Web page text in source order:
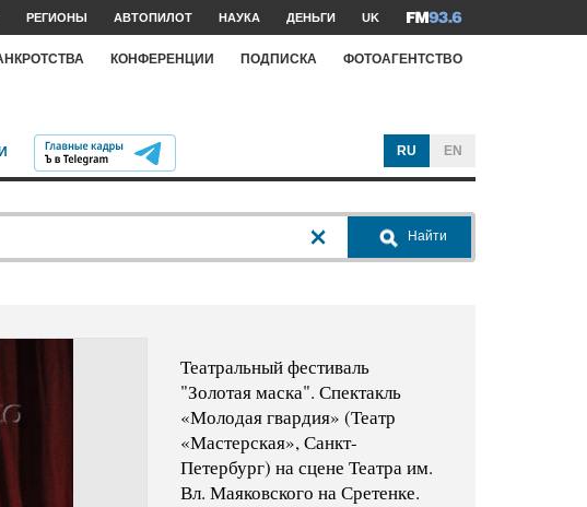
РЕГИОНЫ АВТОПИЛОТ НАУКА ДЕНЬГИ UK
КОНФЕРЕНЦИИ ПОДПИСКА ФОТОАГЕНТСТВО
RU EN
Найти
Театральный фестиваль
"Золотая маска". Спектакль
«Молодая гвардия» (Театр
«Мастерская», Санкт-
Петербург) на сцене Театра им.
Вл. Маяковского на Сретенке.